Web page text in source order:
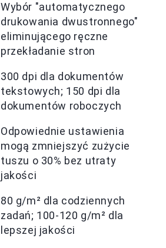
Wybór "automatycznego
drukowania dwustronnego"
eliminującego ręczne
przekładanie stron
300 dpi dla dokumentów
tekstowych; 150 dpi dla
dokumentów roboczych
Odpowiednie ustawienia
mogą zmniejszyć zużycie
tuszu o 30% bez utraty
jakości
80 g/m² dla codziennych
zadań; 100-120 g/m² dla
lepszej jakości